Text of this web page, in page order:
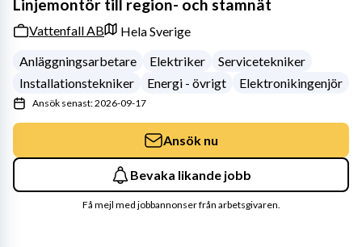
Linjemontör till region- och stamnät
Vattenfall AB
Hela Sverige
Anläggningsarbetare
Elektriker
Servicetekniker
Installationstekniker
Energi - övrigt Elektronikingenjör
Ansök senast: 2026-09-17
Ansök nu
Bevaka likande jobb
Få mejl med jobbannonser från arbetsgivaren.